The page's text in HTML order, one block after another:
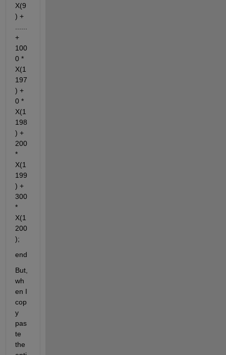
X(9
) +
+
100
0 *
X(1
197
) +
0 *
X(1
198
) +
200
*
X(1
199
) +
300
*
X(1
200
);
end
But,
wh
en I
cop
y
pas
te
the